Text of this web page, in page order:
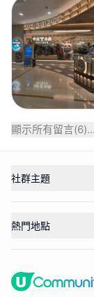
顯示所有留言(6)...
社群主題
熱門地點